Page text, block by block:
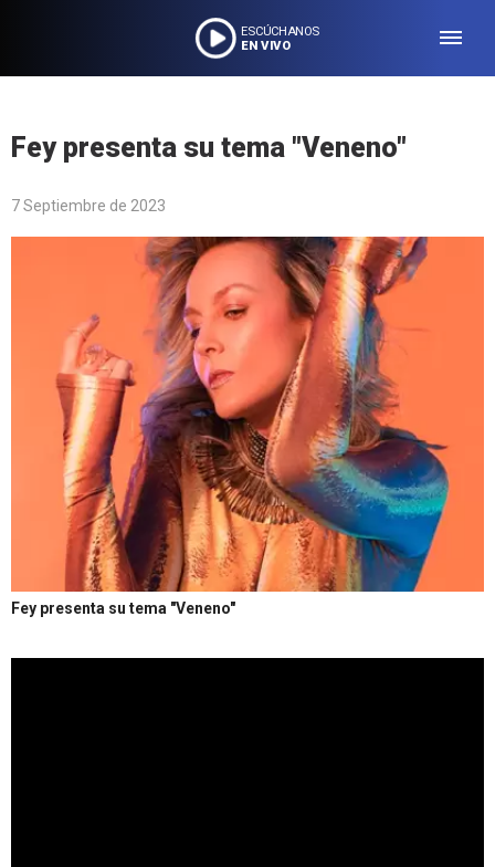
ESCÚCHANOS
EN VIVO
Fey presenta su tema "Veneno"
7 Septiembre de 2023
Fey presenta su tema "Veneno"